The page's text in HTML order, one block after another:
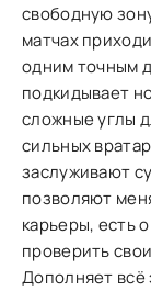
свободную
матчах
одним точным
подкидывает
сложные углы
сильных
заслуживают
позволяют
карьеры, есть
проверить
Дополняет всё